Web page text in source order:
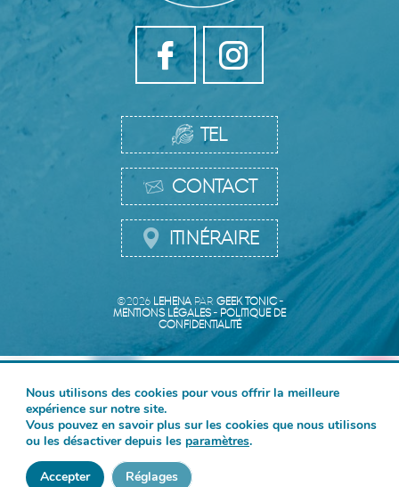
TEL
CONTACT
ITINÉRAIRE
©2026 LEHENAPAR GEEK TONIC-
MENTIONS LÉGALES - POLITIQUE DE
CONFIDENTIALITÉ
Nous utilisons des cookies pour vous offrir la meilleure
expérience sur notre site.
Vous pouvez en savoir plus sur les cookies que nous utilisons
ou les désactiver depuis les paramètres.
Accepter Réglages
Discutez avec nous